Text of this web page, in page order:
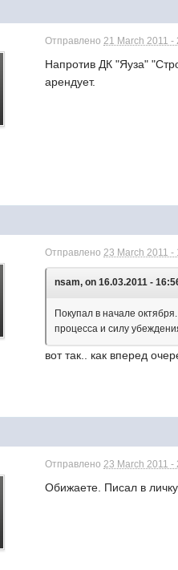
Отправлено21 March 2011 -
Напротив ДК "Яуза"
арендует.
Отправлено23 March 2011 -
nsam, on 16.03.2011 -
Покупал в начале
процесса и силу
вот так.. как вперед
Отправлено23 March 2011 -
Обижаете. Писал в